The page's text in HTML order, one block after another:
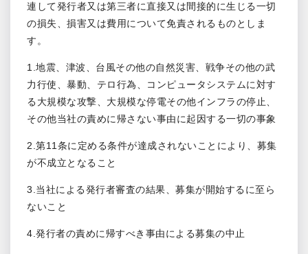
連して発行者又は第三者に直接又は間接的に生じる一切
の損失、損害又は費用について免責されるものとしま
す。
1.地震、津波、台風その他の自然災害、戦争その他の武
力行使、暴動、テロ行為、コンピュータシステムに対す
る大規模な攻撃、大規模な停電その他インフラの停止、
その他当社の責めに帰さない事由に起因する一切の事象
2.第11条に定める条件が達成されないことにより、募集
が不成立となること
3.当社による発行者審査の結果、募集が開始するに至ら
ないこと
4.発行者の責めに帰すべき事由による募集の中止